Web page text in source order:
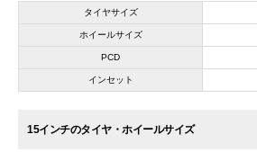
タイヤサイズ
ホイールサイズ
PCD
インセット
15インチのタイヤ・ホイールサイズ